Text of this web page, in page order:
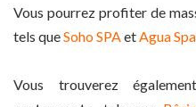
Vous pourrez profiter de
tels queSoho SPA et Agua Spa
Vous trouverez